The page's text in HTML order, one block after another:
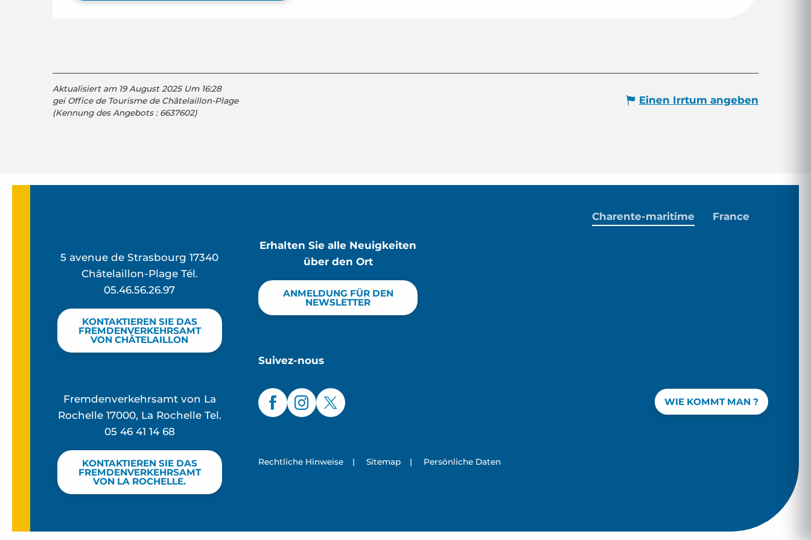
Aktualisiert am 19 August 2025 Um 16:28
gei Office de Tourisme de Châtelaillon-Plage
(Kennung des Angebots : 6637602)
Einen Irrtum angeben
5 avenue de Strasbourg 17340
Châtelaillon-Plage Tél.
05.46.56.26.97
KONTAKTIEREN SIE DAS
FREMDENVERKEHRSAMT
VON CHÂTELAILLON
Fremdenverkehrsamt von La
Rochelle 17000, La Rochelle Tel.
05 46 41 14 68
KONTAKTIEREN SIE DAS
FREMDENVERKEHRSAMT
VON LA ROCHELLE.
Erhalten Sie alle Neuigkeiten
über den Ort
ANMELDUNG FÜR DEN
NEWSLETTER
Suivez-nous
WIE KOMMT MAN ?
Charente-maritime France
Rechtliche Hinweise | Sitemap | Persönliche Daten